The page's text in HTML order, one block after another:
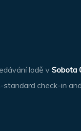
lodě v Sobota
check-in